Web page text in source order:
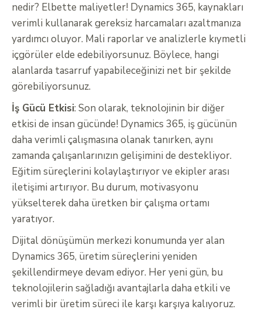
nedir? Elbette maliyetler! Dynamics 365, kaynakları
verimli kullanarak gereksiz harcamaları azaltmanıza
yardımcı oluyor. Mali raporlar ve analizlerle kıymetli
içgörüler elde edebiliyorsunuz. Böylece, hangi
alanlarda tasarruf yapabileceğinizi net bir şekilde
görebiliyorsunuz.
İş Gücü Etkisi: Son olarak, teknolojinin bir diğer
etkisi de insan gücünde! Dynamics 365, iş gücünün
daha verimli çalışmasına olanak tanırken, aynı
zamanda çalışanlarınızın gelişimini de destekliyor.
Eğitim süreçlerini kolaylaştırıyor ve ekipler arası
iletişimi artırıyor. Bu durum, motivasyonu
yükselterek daha üretken bir çalışma ortamı
yaratıyor.
Dijital dönüşümün merkezi konumunda yer alan
Dynamics 365, üretim süreçlerini yeniden
şekillendirmeye devam ediyor. Her yeni gün, bu
teknolojilerin sağladığı avantajlarla daha etkili ve
verimli bir üretim süreci ile karşı karşıya kalıyoruz.